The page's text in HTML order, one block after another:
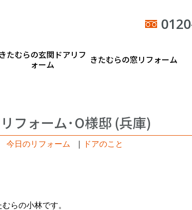
きたむらの玄関ドアリフ
ォーム
きたむらの窓リフォーム
フォーム･O様邸 (兵庫)
今日のリフォーム ドアのこと
らの小林です。